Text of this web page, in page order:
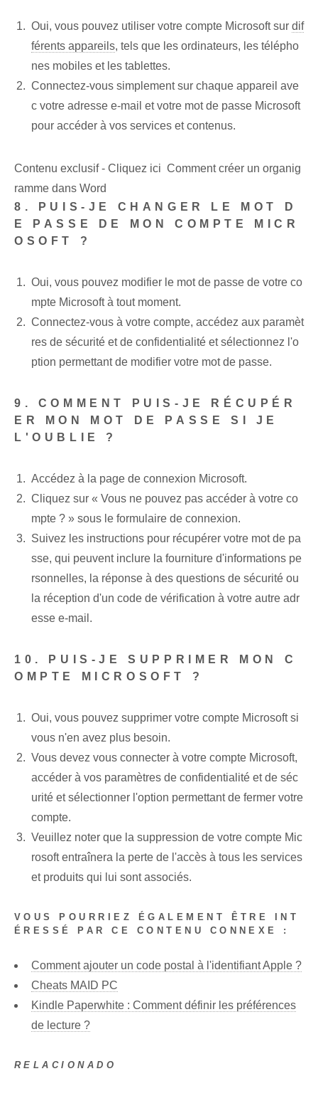
Oui, vous pouvez utiliser votre compte Microsoft sur dif
férents appareils, tels que les ordinateurs, les télépho
nes mobiles et les tablettes.
Connectez-vous simplement sur chaque appareil ave
c votre adresse e-mail et votre mot de passe Microsoft
pour accéder à vos services et contenus.
Contenu exclusif - Cliquez ici Comment créer un organig
ramme dans Word
8. PUIS-JE CHANGER LE MOT D
E PASSE DE MON COMPTE MICR
OSOFT ?
Oui, vous pouvez modifier le mot de passe de votre co
mpte Microsoft à tout moment.
Connectez-vous à votre compte, accédez aux paramèt
res de sécurité et de confidentialité et sélectionnez l'o
ption permettant de modifier votre mot de passe.
9. COMMENT PUIS-JE RÉCUPÉR
ER MON MOT DE PASSE SI JE
L'OUBLIE ?
Accédez à la page de connexion Microsoft.
Cliquez sur « Vous ne pouvez pas accéder à votre co
mpte ? » sous le formulaire de connexion.
Suivez les instructions pour récupérer votre mot de pa
sse, qui peuvent inclure la fourniture d'informations pe
rsonnelles, la réponse à des questions de sécurité ou
la réception d'un code de vérification à votre autre adr
esse e-mail.
10. PUIS-JE SUPPRIMER MON C
OMPTE MICROSOFT ?
Oui, vous pouvez supprimer votre compte Microsoft si
vous n'en avez plus besoin.
Vous devez vous connecter à votre compte Microsoft,
accéder à vos paramètres de confidentialité et de séc
urité et sélectionner l'option permettant de fermer votre
compte.
Veuillez noter que la suppression de votre compte Mic
rosoft entraînera la perte de l'accès à tous les services
et produits qui lui sont associés.
VOUS POURRIEZ ÉGALEMENT ÊTRE INT
ÉRESSÉ PAR CE CONTENU CONNEXE :
Comment ajouter un code postal à l'identifiant Apple ?
Cheats MAID PC
Kindle Paperwhite : Comment définir les préférences
de lecture ?
RELACIONADO